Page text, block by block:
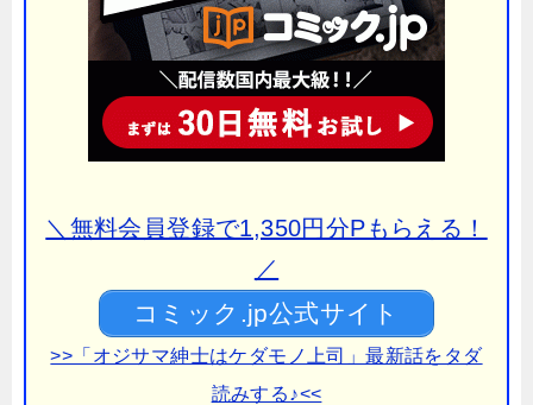
＼無料会員登録で1,350円分Pもらえる！
／
コミック.jp公式サイト
>>「オジサマ紳士はケダモノ上司」最新話をタダ
読みする♪<<